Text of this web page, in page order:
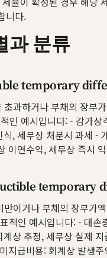
니다.
과 분류
temporary
과하거나 부채의 장부
인 예시입니다: - 감가
, 세무상 처분시 과세 -
이연수익, 세무상 즉시
temporary
이거나 부채의 장부가
적인 예시입니다: - 대손
상 추정, 세무상 실제
지급비용: 회계상 발생